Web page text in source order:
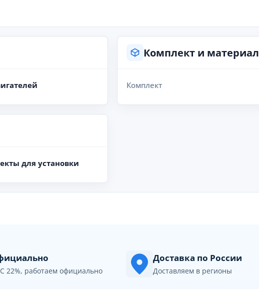
Комплект и материал
Комплект
для установки
22%, работаем официально
Доставка по России
Доставляем в регионы